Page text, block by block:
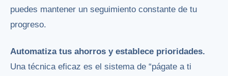
puedes mantener un seguimiento constante de tu
progreso.
Automatiza tus ahorros y establece prioridades.
Una técnica eficaz es el sistema de “págate a ti